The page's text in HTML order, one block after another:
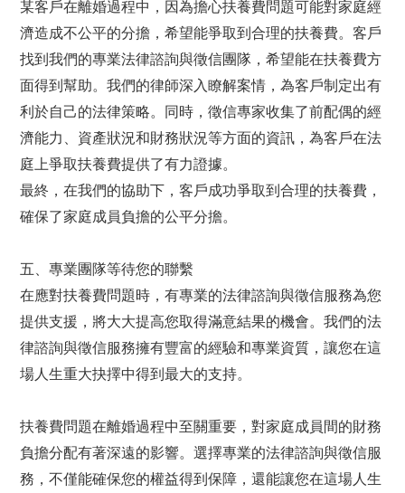
某客戶在離婚過程中，因為擔心扶養費問題可能對家庭經
濟造成不公平的分擔，希望能爭取到合理的扶養費。客戶
找到我們的專業法律諮詢與徵信團隊，希望能在扶養費方
面得到幫助。我們的律師深入瞭解案情，為客戶制定出有
利於自己的法律策略。同時，徵信專家收集了前配偶的經
濟能力、資產狀況和財務狀況等方面的資訊，為客戶在法
庭上爭取扶養費提供了有力證據。
最終，在我們的協助下，客戶成功爭取到合理的扶養費，
確保了家庭成員負擔的公平分擔。
五、專業團隊等待您的聯繫
在應對扶養費問題時，有專業的法律諮詢與徵信服務為您
提供支援，將大大提高您取得滿意結果的機會。我們的法
律諮詢與徵信服務擁有豐富的經驗和專業資質，讓您在這
場人生重大抉擇中得到最大的支持。
扶養費問題在離婚過程中至關重要，對家庭成員間的財務
負擔分配有著深遠的影響。選擇專業的法律諮詢與徵信服
務，不僅能確保您的權益得到保障，還能讓您在這場人生